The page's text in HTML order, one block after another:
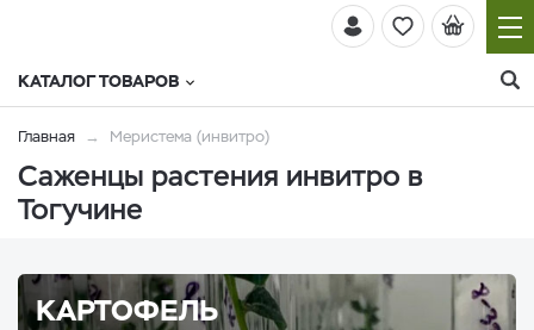
КАТАЛОГ ТОВАРОВ
Главная Меристема (инвитро)
Саженцы растения инвитро в
Тогучине
КАРТОФЕЛЬ